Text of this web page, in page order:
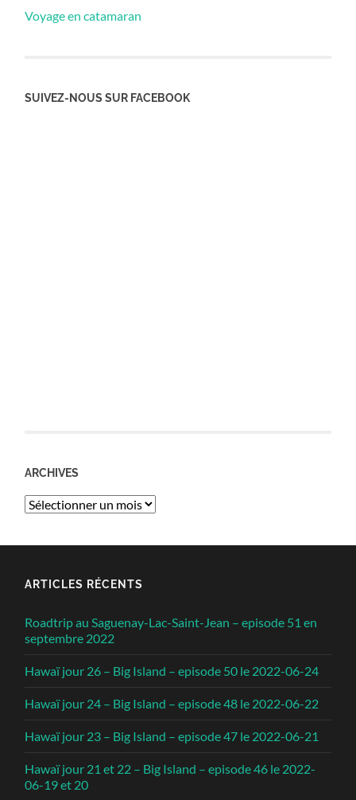
Voyage en catamaran
SUIVEZ-NOUS SUR FACEBOOK
ARCHIVES
Archives
ARTICLES RÉCENTS
Roadtrip au Saguenay-Lac-Saint-Jean – episode 51 en
septembre 2022
Hawaï jour 26 – Big Island – episode 50 le 2022-06-24
Hawaï jour 24 – Big Island – episode 48 le 2022-06-22
Hawaï jour 23 – Big Island – episode 47 le 2022-06-21
Hawaï jour 21 et 22 – Big Island – episode 46 le 2022-
06-19 et 20